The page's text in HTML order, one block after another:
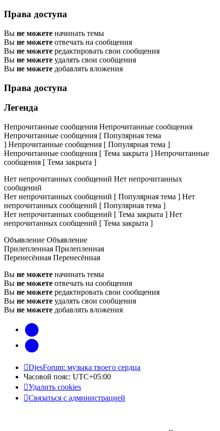
Права доступа
Вы не можете начинать темы
Вы не можете отвечать на сообщения
Вы не можете редактировать свои сообщения
Вы не можете удалять свои сообщения
Вы не можете добавлять вложения
Права доступа
Легенда
Непрочитанные сообщения Непрочитанные сообщения
Непрочитанные сообщения [ Популярная тема
] Непрочитанные сообщения [ Популярная тема ]
Непрочитанные сообщения [ Тема закрыта ] Непрочитанные
сообщения [ Тема закрыта ]
Нет непрочитанных сообщений Нет непрочитанных
сообщений
Нет непрочитанных сообщений [ Популярная тема ] Нет
непрочитанных сообщений [ Популярная тема ]
Нет непрочитанных сообщений [ Тема закрыта ] Нет
непрочитанных сообщений [ Тема закрыта ]
Объявление Объявление
Прилепленная Прилепленная
Перенесённая Перенесённая
Вы не можете начинать темы
Вы не можете отвечать на сообщения
Вы не можете редактировать свои сообщения
Вы не можете удалять свои сообщения
Вы не можете добавлять вложения
vk
Telegram
DjesForum: музыка твоего сердца
Часовой пояс: UTC+05:00
Удалить cookies
Связаться с администрацией